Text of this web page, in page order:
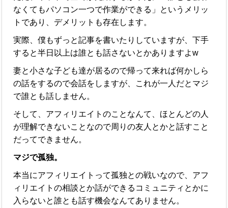
なくてもパソコン一つで作業ができる」というメリッ
トであり、デメリットも存在します。
実際、僕もずっと記事を書いたりしていますが、下手
すると半日以上は誰とも話さないとかありますよw
妻と小さな子ども達が居るので帰って来れば何かしら
の話をするので会話をしますが、これが一人だとマジ
で誰とも話しません。
そして、アフィリエイトのことなんて、ほとんどの人
が理解できないことなので周りの友人とかと話すこと
だってできません。
マジで孤独。
本当にアフィリエイトって孤独との戦いなので、アフ
ィリエイトの相談とか話ができるコミュニティとかに
入らないと誰とも話す機会なんてありません。